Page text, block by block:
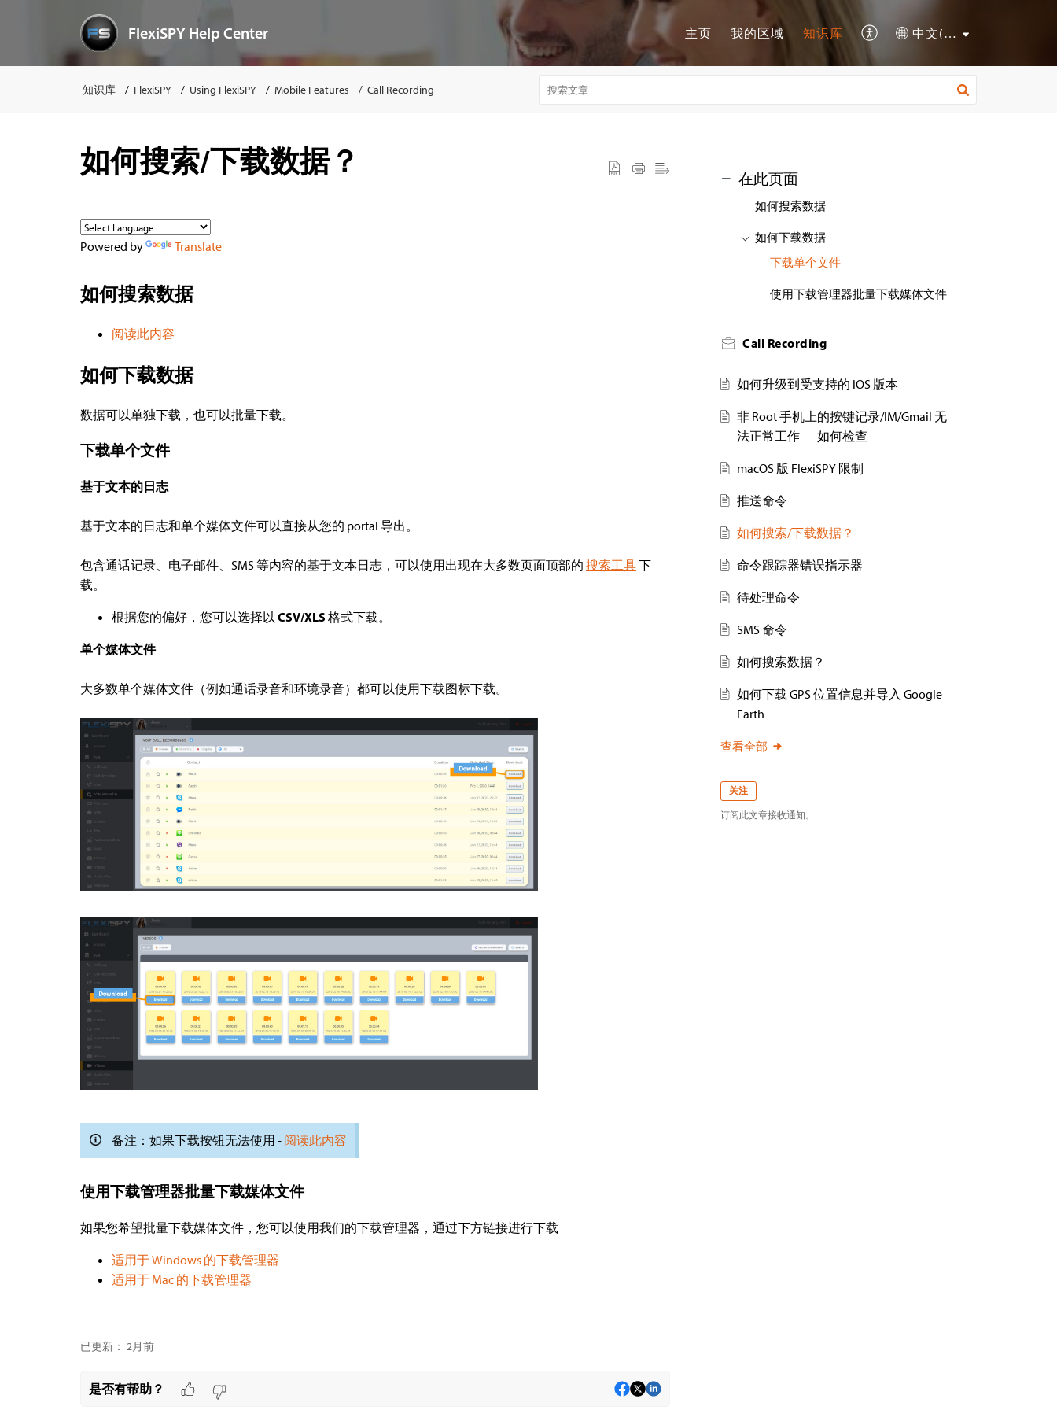
FlexiSPY Help Center 主页 我的区域 知识库 中文(简体)
知识库 FlexiSPY Using FlexiSPY Mobile Features Call Recording
如何搜索/下载数据？
Powered by Translate
如何搜索数据
阅读此内容
如何下载数据
数据可以单独下载，也可以批量下载。
下载单个文件
基于文本的日志
基于文本的日志和单个媒体文件可以直接从您的 portal 导出。
包含通话记录、电子邮件、SMS 等内容的基于文本日志，可以使用出现在大多数页面顶部的 搜索工具下
载。
根据您的偏好，您可以选择以 CSV/XLS 格式下载。
单个媒体文件
大多数单个媒体文件（例如通话录音和环境录音）都可以使用下载图标下载。
备注：如果下载按钮无法使用 - 阅读此内容
使用下载管理器批量下载媒体文件
如果您希望批量下载媒体文件，您可以使用我们的下载管理器，通过下方链接进行下载
适用于 Windows 的下载管理器
适用于 Mac 的下载管理器
已更新： 2月前
是否有帮助？
在此页面
如何搜索数据
如何下载数据
下载单个文件
使用下载管理器批量下载媒体文件
关注
订阅此文章接收通知。
Call Recording
如何升级到受支持的 iOS 版本
非 Root 手机上的按键记录/IM/Gmail 无
法正常工作 — 如何检查
macOS 版 FlexiSPY 限制
推送命令
如何搜索/下载数据？
命令跟踪器错误指示器
待处理命令
SMS 命令
如何搜索数据？
如何下载 GPS 位置信息并导入 Google
Earth
查看全部